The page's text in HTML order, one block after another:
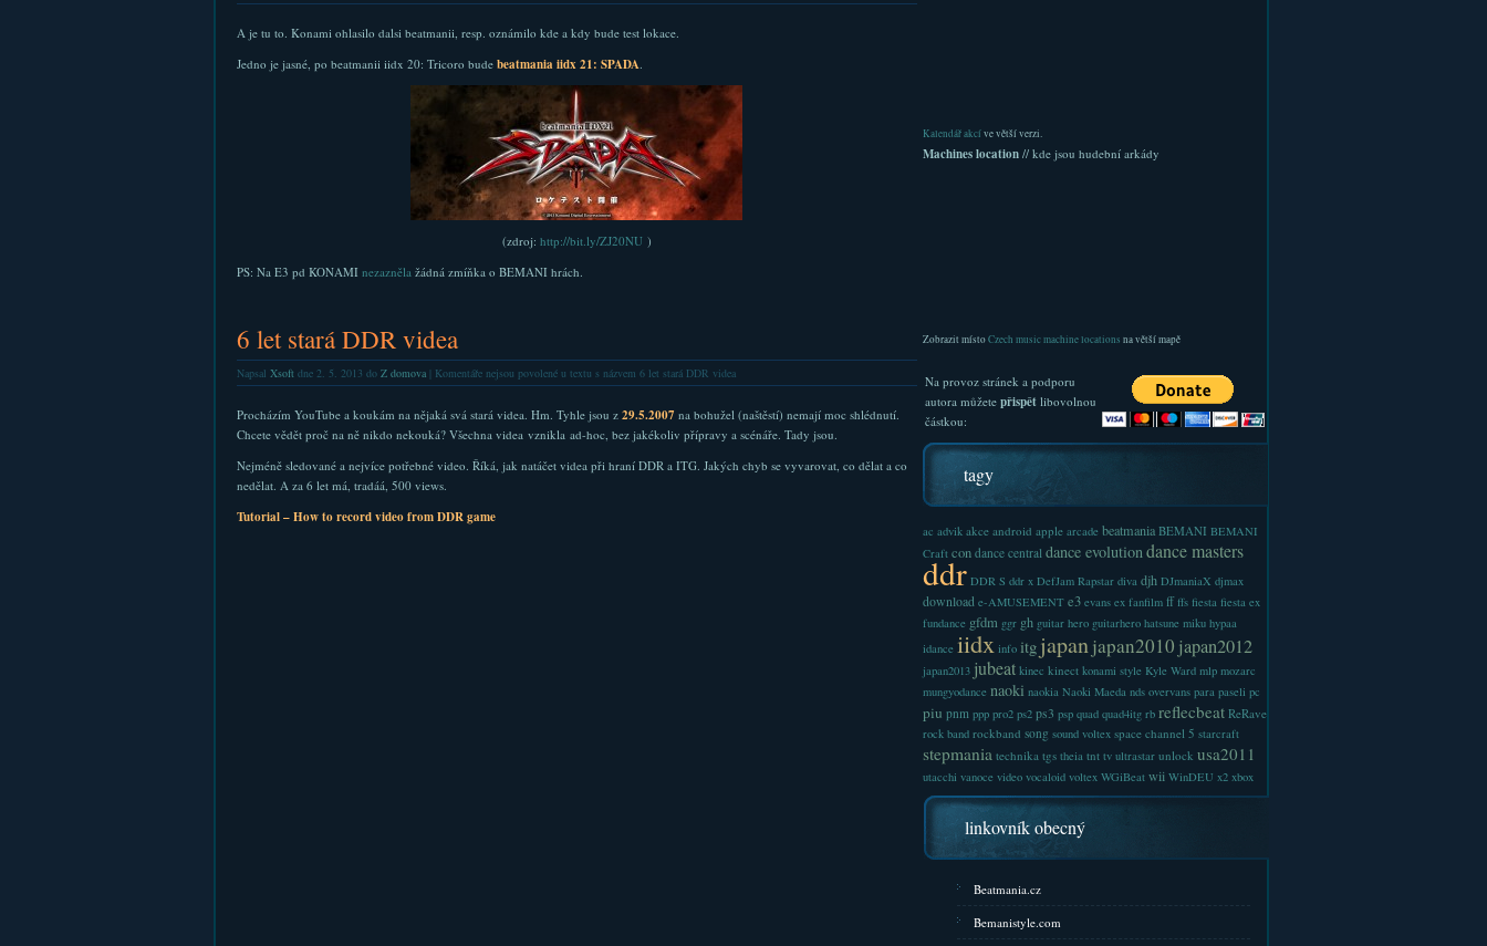
A je tu to. Konami ohlasilo dalsi beatmanii, resp. oznámilo kde a kdy bude test lokace.
Jedno je jasné, po beatmanii iidx 20: Tricoro budebeatmania iidx 21: SPADA.
(zdroj: http://bit.ly/ZJ20NU)
PS: Na E3 pd KONAMI nezaznělažádná zmíňka o BEMANI hrách.
6 let stará DDR videa
Napsal Xsoftdne 2. 5. 2013 do Z domova| Komentáře nejsou povolenéu textu s názvem 6 let stará DDR videa
Procházím YouTube a koukám na nějaká svá stará videa. Hm. Tyhle jsou z 29.5.2007 na bohužel (naštěstí) nemají moc shlédnutí.
Chcete vědět proč na ně nikdo nekouká? Všechna videa vznikla ad-hoc, bez jakékoliv přípravy a scénáře. Tady jsou.
Nejméně sledované a nejvíce potřebné video. Říká, jak natáčet videa při hraní DDR a ITG. Jakých chyb se vyvarovat, co dělat a co
nedělat. A za 6 let má, tradáá, 500 views.
Tutorial – How to record video from DDR game
Kalendář akcíve větší verzi.
Machines location// kde jsou hudební arkády
Zobrazit místoCzech music machine locations na větší mapě
Na provoz stránek a podporu
autora můžete přispětlibovolnou
částkou:
tagy
ac advik akce android apple arcade beatmania BEMANI BEMANI
Craft con dance central dance evolutiondance masters
ddr DDR S ddr x DefJam Rapstar diva djh DJmaniaX djmax
download e-AMUSEMENT e3 evans ex fanfilm ff ffs fiesta fiesta ex
fundance gfdm ggr gh guitar hero guitarhero hatsune miku hypaa
idance iidx info itg japanjapan2010 japan2012
japan2013 jubeat kinec kinect konami style Kyle Ward mlp mozarc
mungyodance naoki naokia Naoki Maeda nds overvans para paseli pc
piu pnm ppp pro2 ps2 ps3 psp quad quad4itg rb reflecbeat ReRave
rock band rockband song sound voltex space channel 5 starcraft
stepmania technika tgs theia tnt tv ultrastar unlock usa2011
utacchi vanoce video vocaloid voltex WGiBeat wii WinDEU x2 xbox
linkovník obecný
Beatmania.cz
Bemanistyle.com